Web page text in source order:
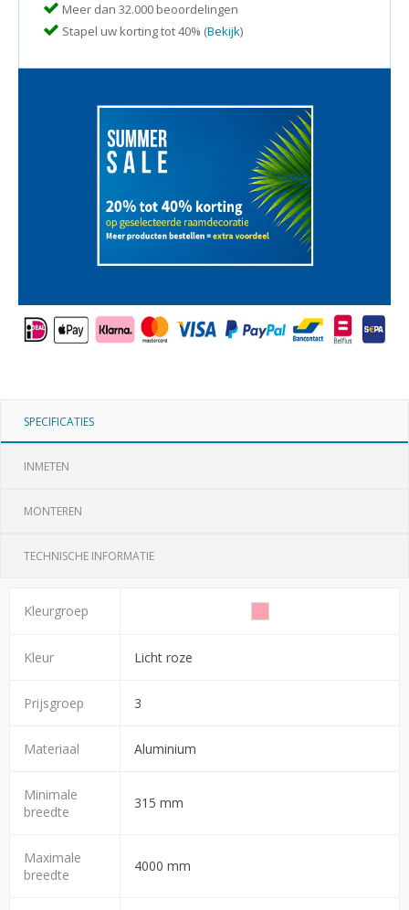
Meer dan 32.000 beoordelingen
Stapel uw korting tot 40% (Bekijk)
SPECIFICATIES
INMETEN
MONTEREN
TECHNISCHE INFORMATIE
Kleurgroep
Kleur Licht roze
Prijsgroep 3
Materiaal Aluminium
Minimale
breedte
315 mm
Maximale
breedte
4000 mm